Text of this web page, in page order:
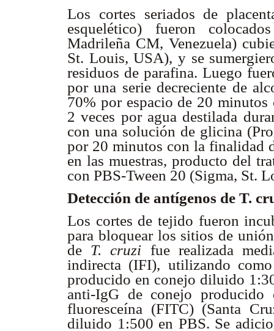
Los cortes seriados de
esquelético) fueron
Madrileña CM, Venezuela)
St. Louis, USA), y se
residuos de parafina. Luego
por una serie decreciente de
70% por espacio de 20 minutos
2 veces por agua destilada
con una solución de glicina
por 20 minutos con la finalidad
en las muestras, producto del
con PBS-Tween 20 (Sigma, St.
Detección de antígenos de T.
Los cortes de tejido fueron
para bloquear los sitios de
de T. cruzi fue realizada
indirecta (IFI), utilizando
producido en conejo diluido
anti-IgG de conejo producido
fluoresceína (FITC) (Santa
diluido 1:500 en PBS. Se